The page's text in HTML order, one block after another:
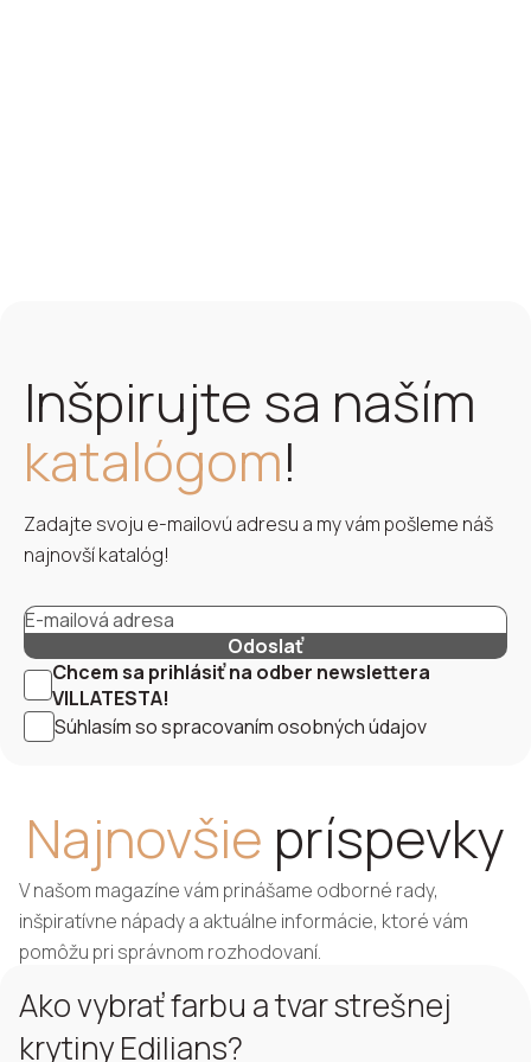
Inšpirujte sa naším
katalógom!
Zadajte svoju e-mailovú adresu a my vám pošleme náš
najnovší katalóg!
Odoslať
Chcem sa prihlásiť na odber newslettera
VILLATESTA!
Súhlasím sospracovaním osobných údajov
Najnovšie príspevky
V našom magazíne vám prinášame odborné rady,
inšpiratívne nápady a aktuálne informácie, ktoré vám
pomôžu pri správnom rozhodovaní.
Ako vybrať farbu a tvar strešnej
krytiny Edilians?